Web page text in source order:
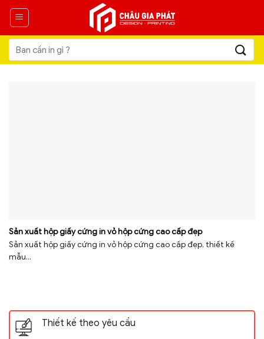
Skip
content
Tìm
kiếm:
Sản xuất hộp giấy cứng in vỏ hộp cứng cao cấp đẹp
Sản xuất hộp giấy cứng in vỏ hộp cứng cao cấp đẹp, thiết kế
mẫu...
Thiết kế theo yêu cầu